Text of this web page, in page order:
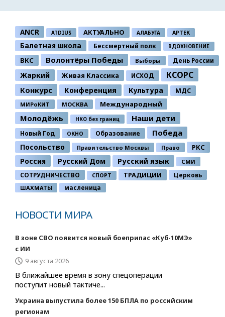
ANCR ATDIUS АКТУАЛЬНО АЛАБУГА АРТЕК
Балетная школа Бессмертный полк ВДОХНОВЕНИЕ
ВКС Волонтёры Победы Выборы День России
Жаркий Живая Классика ИСХОД КСОРС
Конкурс Конференция Культура МДС
МИРоКИТ МОСКВА Международный
Молодёжь НКО без границ Наши дети
Новый Год ОКНО Образование Победа
Посольство Правительство Москвы Право РКС
Россия Русский Дом Русский язык СМИ
СОТРУДНИЧЕСТВО СПОРТ ТРАДИЦИИ Церковь
ШАХМАТЫ масленица
НОВОСТИ МИРА
В зоне СВО появится новый боеприпас «Куб-10МЭ»
с ИИ
9 августа 2026
В ближайшее время в зону спецоперации
поступит новый тактиче...
Украина выпустила более 150 БПЛА по российским
регионам